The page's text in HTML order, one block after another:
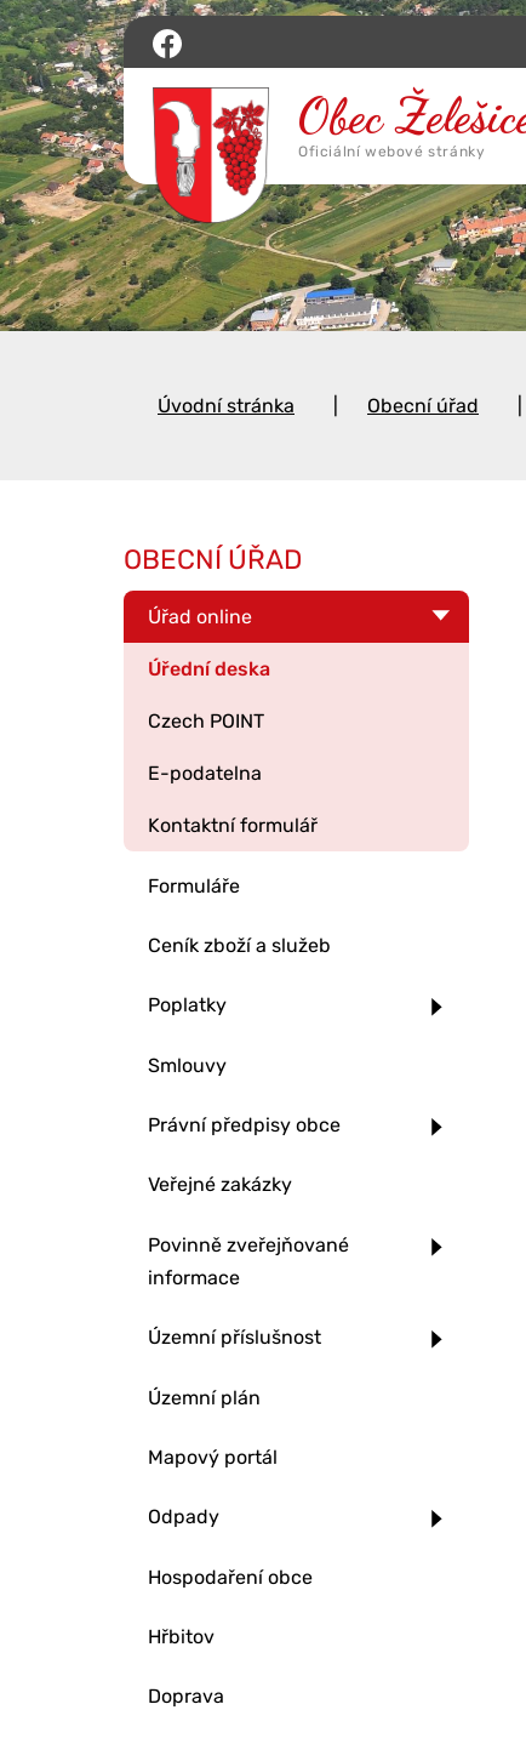
Úvodní stránka Obecní úřad
OBECNÍ ÚŘAD
Úřad online
Úřední deska
Czech POINT
E-podatelna
Kontaktní formulář
Formuláře
Ceník zboží a služeb
Poplatky
Smlouvy
Právní předpisy obce
Veřejné zakázky
Povinně zveřejňované
informace
Územní příslušnost
Územní plán
Mapový portál
Odpady
Hospodaření obce
Hřbitov
Doprava